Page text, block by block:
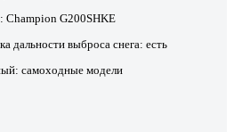
Champion G200SHKE
дальности выброса снега: есть
самоходные модели